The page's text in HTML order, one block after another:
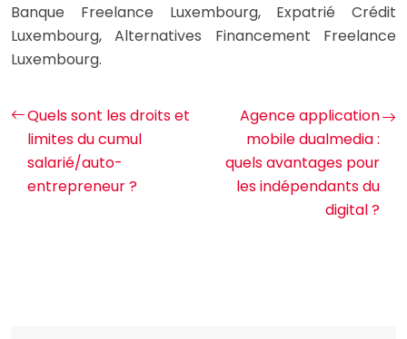
Banque Freelance Luxembourg, Expatrié Crédit
Luxembourg, Alternatives Financement Freelance
Luxembourg.
Quels sont les droits et
limites du cumul
salarié/auto-
entrepreneur ?
Agence application
mobile dualmedia :
quels avantages pour
les indépendants du
digital ?